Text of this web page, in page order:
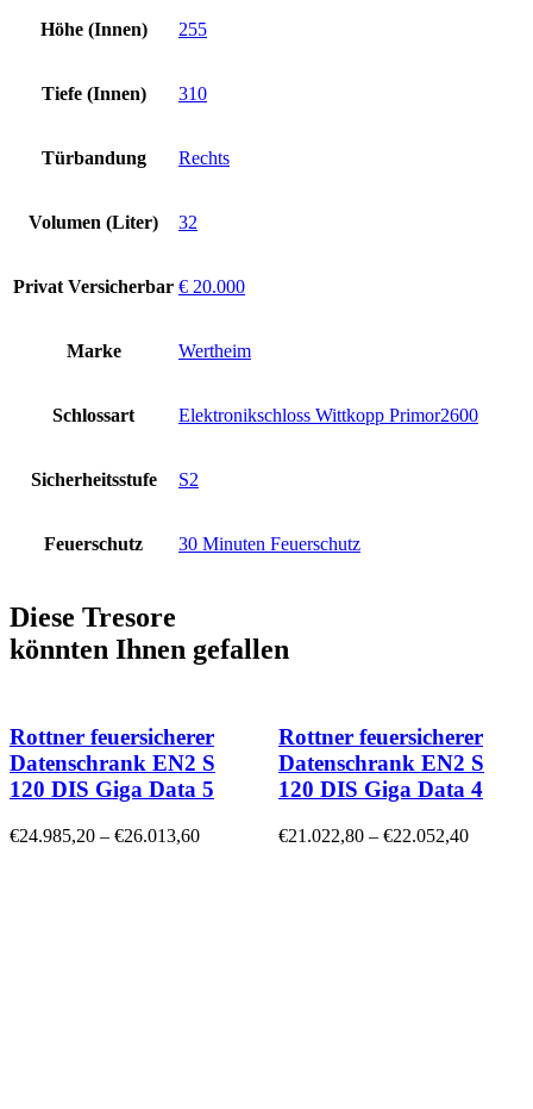
Höhe (Innen) 255
Tiefe (Innen) 310
Türbandung Rechts
Volumen (Liter) 32
Privat Versicherbar € 20.000
Marke Wertheim
Schlossart Elektronikschloss Wittkopp Primor2600
Sicherheitsstufe S2
Feuerschutz 30 Minuten Feuerschutz
Diese Tresore
könnten Ihnen gefallen
Rottner feuersicherer
Datenschrank EN2 S
120 DIS Giga Data 5
€24.985,20 – €26.013,60
Rottner feuersicherer
Datenschrank EN2 S
120 DIS Giga Data 4
€21.022,80 – €22.052,40